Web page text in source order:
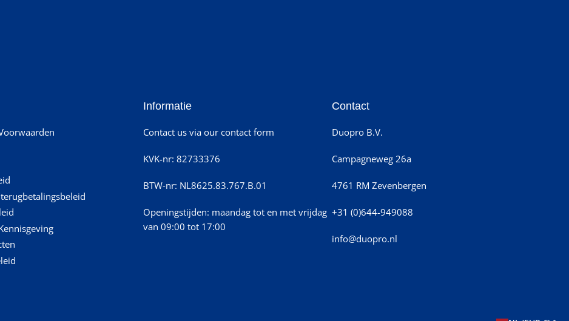
Informatie
Contact us via our contact form
KVK-nr: 82733376
BTW-nr: NL8625.83.767.B.01
Openingstijden: maandag tot en met vrijdag
van 09:00 tot 17:00
Contact
Duopro B.V.
Campagneweg 26a
4761 RM Zevenbergen
+31 (0)644-949088
info@duopro.nl